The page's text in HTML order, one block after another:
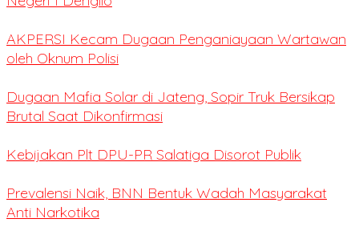
AKPERSI Kecam Dugaan Penganiayaan Wartawan
oleh Oknum Polisi
Dugaan Mafia Solar di Jateng, Sopir Truk Bersikap
Brutal Saat Dikonfirmasi
Kebijakan Plt DPU-PR Salatiga Disorot Publik
Prevalensi Naik, BNN Bentuk Wadah Masyarakat
Anti Narkotika